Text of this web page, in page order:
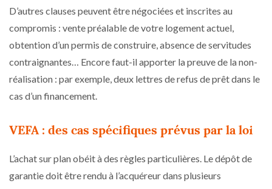
D’autres clauses peuvent être négociées et inscrites au
compromis : vente préalable de votre logement actuel,
obtention d’un permis de construire, absence de servitudes
contraignantes… Encore faut-il apporter la preuve de la non-
réalisation : par exemple, deux lettres de refus de prêt dans le
cas d’un financement.
VEFA : des cas spécifiques prévus par la loi
L’achat sur plan obéit à des règles particulières. Le dépôt de
garantie doit être rendu à l’acquéreur dans plusieurs